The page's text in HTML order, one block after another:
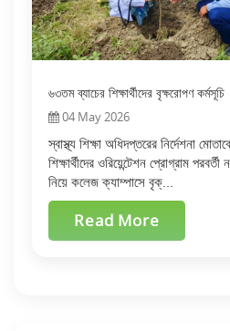
৬৩তম ব্যাচের শিক্ষার্থীদের বৃক্ষরোপণ কর্মসূচি
04 May 2026
স্বাস্থ্য শিক্ষা অধিদপ্তরের নির্দেশনা
শিক্ষার্থীদের ওরিয়েন্টেশন প্রোগ্রাম
নিয়ে কলেজ ক্যাম্পাসে বৃক্...
Read More